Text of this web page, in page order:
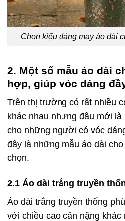
Chọn kiểu dáng may áo dài
2. Một số mẫu áo dài
hợp, giúp vóc dáng
Trên thị trường có rất nhiều
khác nhau nhưng đâu mới
cho những người có vóc
đây là những mẫu áo dài
chọn.
2.1 Áo dài trắng truyền
Áo dài trắng truyền thống
với chiều cao cân nặng khác